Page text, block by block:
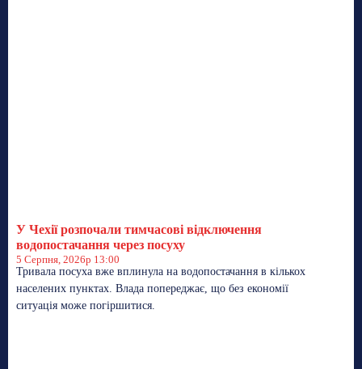
У Чехії розпочали тимчасові відключення
водопостачання через посуху
5 Серпня, 2026р 13:00
Тривала посуха вже вплинула на водопостачання в кількох
населених пунктах. Влада попереджає, що без економії
ситуація може погіршитися.